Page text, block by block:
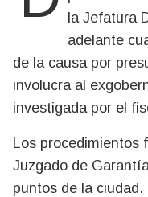
la Jefatura
adelante
de la causa por
involucra al
investigada por el
Los procedimientos
Juzgado de
puntos de la